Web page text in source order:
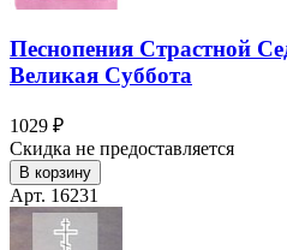
Песнопения Страстной
Великая Суббота
1029 ₽
Скидка не предоставляется
В корзину
Арт. 16231